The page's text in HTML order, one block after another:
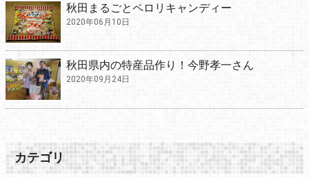
秋田まるごとペロリキャンディー
2020年06月10日
秋田県内の特産品作り！今野孝一さん
2020年09月24日
カテゴリ